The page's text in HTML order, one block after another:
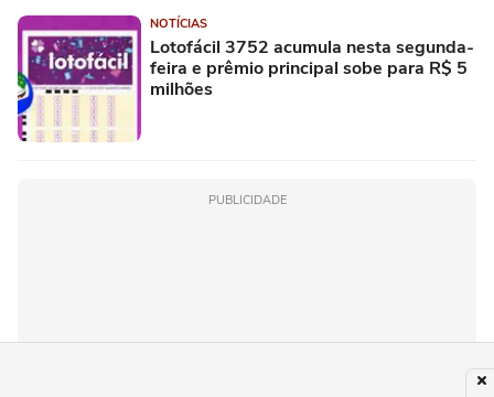
NOTÍCIAS
Lotofácil 3752 acumula nesta segunda-
feira e prêmio principal sobe para R$ 5
milhões
PUBLICIDADE